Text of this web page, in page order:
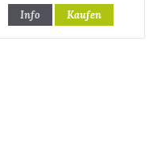
Info Kaufen